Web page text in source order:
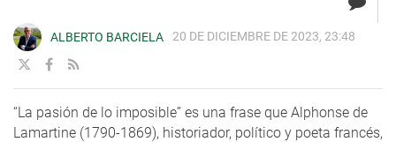
ALBERTO BARCIELA 20 DE DICIEMBRE DE 2023, 23:48
“La pasión de lo imposible” es una frase que Alphonse de
Lamartine (1790-1869), historiador, político y poeta francés,